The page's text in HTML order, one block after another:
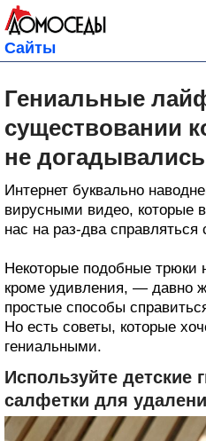
Сайты
Гениальные
существовании
не догадывались
Интернет буквально
вирусными видео, которые
нас на раз-два
Некоторые подобные трюки
кроме удивления, — давно
простые способы
Но есть советы, которые
гениальными.
Используйте детские
салфетки для